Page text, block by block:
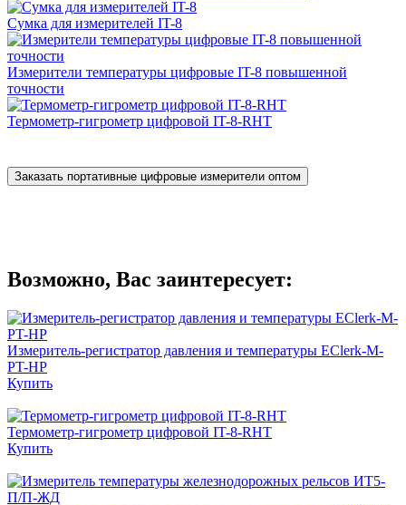
Сумка для измерителей IT-8
Измерители температуры цифровые IT-8 повышенной
точности
Термометр-гигрометр цифровой IT-8-RHT
Заказать портативные цифровые измерители оптом
Возможно, Вас заинтересует:
Измеритель-регистратор давления и температуры EClerk-M-
PT-HP
Купить
Термометр-гигрометр цифровой IT-8-RHT
Купить